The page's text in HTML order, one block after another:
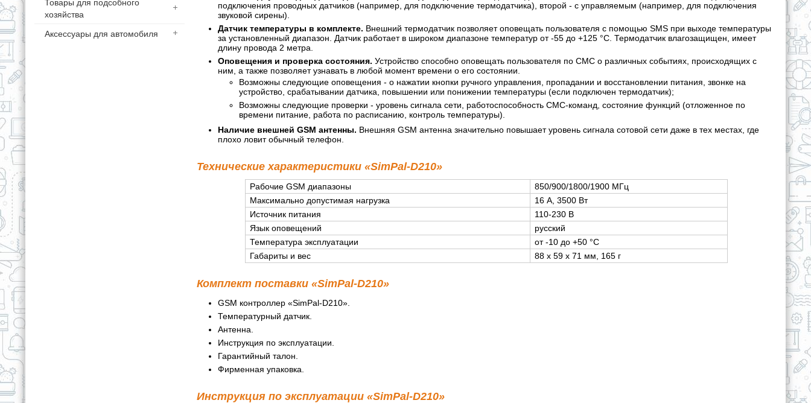
Товары для подсобного
хозяйства
Аксессуары для автомобиля
подключения проводных датчиков (например, для подключение термодатчика), второй - с управляемым (например, для подключения
звуковой сирены).
Датчик температуры в комплекте. Внешний термодатчик позволяет оповещать пользователя с помощью SMS при выходе температуры
за установленный диапазон. Датчик работает в широком диапазоне температур от -55 до +125 °C. Термодатчик влагозащищен, имеет
длину провода 2 метра.
Оповещения и проверка состояния. Устройство способно оповещать пользователя по СМС о различных событиях, происходящих с
ним, а также позволяет узнавать в любой момент времени о его состоянии.
Возможны следующие оповещения - о нажатии кнопки ручного управления, пропадании и восстановлении питания, звонке на
устройство, срабатывании датчика, повышении или понижении температуры (если подключен термодатчик);
Возможны следующие проверки - уровень сигнала сети, работоспособность СМС-команд, состояние функций (отложенное по
времени питание, работа по расписанию, контроль температуры).
Наличие внешней GSM антенны. Внешняя GSM антенна значительно повышает уровень сигнала сотовой сети даже в тех местах, где
плохо ловит обычный телефон.
Технические характеристики «SimPal-D210»
Рабочие GSM диапазоны
850/900/1800/1900 МГц
Максимально допустимая нагрузка
16 А, 3500 Вт
Источник питания
110-230 В
Язык оповещений
русский
Температура эксплуатации
от -10 до +50 °C
Габариты и вес
88 х 59 х 71 мм, 165 г
Комплект поставки «SimPal-D210»
GSM контроллер «SimPal-D210».
Температурный датчик.
Антенна.
Инструкция по эксплуатации.
Гарантийный талон.
Фирменная упаковка.
Инструкция по эксплуатации «SimPal-D210»